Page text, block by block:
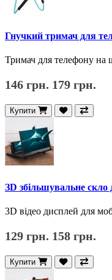
Гнучкий тримач для
Тримач для телефону на
146 грн. 179 грн.
Купити
ЗD збільшувальне
3D відео дисплей для
129 грн. 158 грн.
Купити